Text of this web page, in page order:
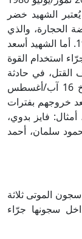
الشهيد خضر
الحجارة، والذي
استشهد جرّاء التعذيب في 9 شباط/فبراير 1988. أما الشهيد أسعد
استخدام القوة
القتل، في حادثة
هي الأشهر في معتقل النقب الصحراوي بتاريخ 16 آب/أغسطس
خروجهم بفترات
فايز بدوي،
سلمان، أحمد
الموتى ثلاثة
سجونها جرّاء